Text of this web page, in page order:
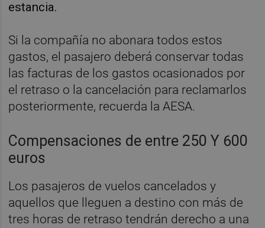
estancia.
Si la compañía no abonara todos estos
gastos, el pasajero deberá conservar todas
las facturas de los gastos ocasionados por
el retraso o la cancelación para reclamarlos
posteriormente, recuerda la AESA.
Compensaciones de entre 250 Y 600
euros
Los pasajeros de vuelos cancelados y
aquellos que lleguen a destino con más de
tres horas de retraso tendrán derecho a una